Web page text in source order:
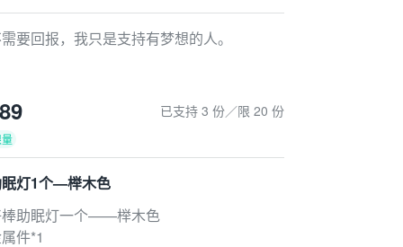
要回报，我只是支持有梦想的人。
已支持 3 份／限 20 份
灯1个—榉木色
助眠灯一个——榉木色
件*1